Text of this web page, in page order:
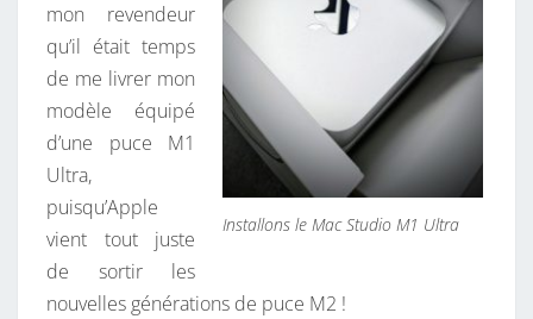
E
»
D
A
N
Installons le Mac Studio M1 Ultra
mon revendeur
qu’il était temps
de me livrer mon
modèle équipé
d’une puce M1
Ultra,
puisqu’Apple
vient tout juste
de sortir les
nouvelles générations de puce M2 !